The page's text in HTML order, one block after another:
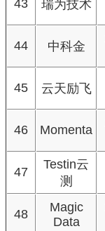
43 瑞为技术
44 中科金
45 云天励飞
46 Momenta
47
Testin云
测
48
Magic
Data